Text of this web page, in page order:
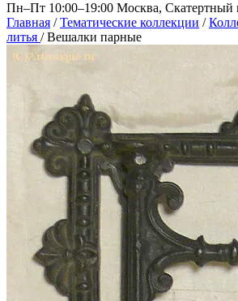
Пн–Пт 10:00–19:00 Москва, Скатертный
Главная / Тематические коллекции /
литья / Вешалки парные